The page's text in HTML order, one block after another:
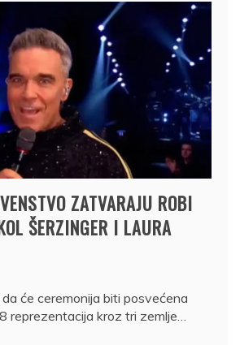
ZATVARAJU ROBI
ŠERZINGER I LAURA
će ceremonija biti posvećena
reprezentacija kroz tri zemlje…